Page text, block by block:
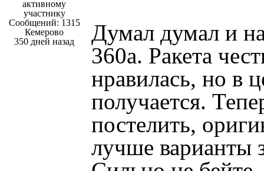
Сообщений: 1315
Кемерово
350 дней назад
Думал думал и
360а. Ракета
нравилась, но в
получается.
постелить,
лучше варианты